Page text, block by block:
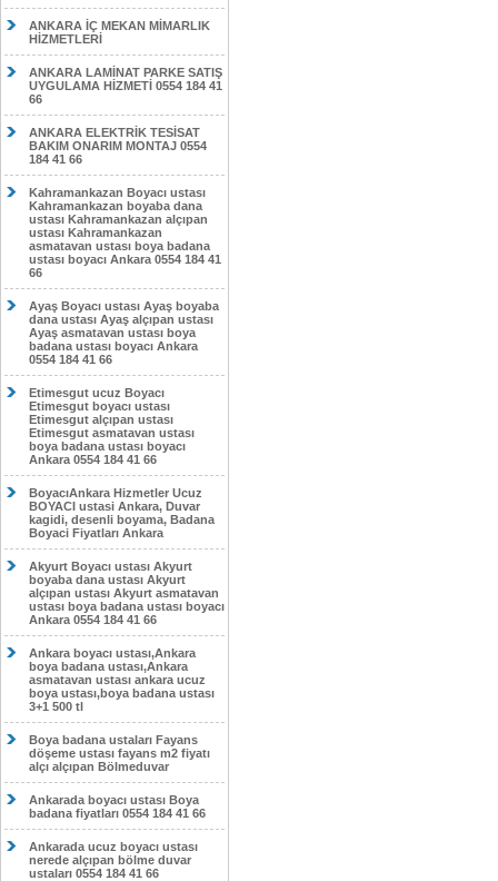
ANKARA İÇ MEKAN MİMARLIK
HİZMETLERİ
ANKARA LAMİNAT PARKE SATIŞ
UYGULAMA HİZMETİ 0554 184 41
66
ANKARA ELEKTRİK TESİSAT
BAKIM ONARIM MONTAJ 0554
184 41 66
Kahramankazan Boyacı ustası
Kahramankazan boyaba dana
ustası Kahramankazan alçıpan
ustası Kahramankazan
asmatavan ustası boya badana
ustası boyacı Ankara 0554 184 41
66
Ayaş Boyacı ustası Ayaş boyaba
dana ustası Ayaş alçıpan ustası
Ayaş asmatavan ustası boya
badana ustası boyacı Ankara
0554 184 41 66
Etimesgut ucuz Boyacı
Etimesgut boyacı ustası
Etimesgut alçıpan ustası
Etimesgut asmatavan ustası
boya badana ustası boyacı
Ankara 0554 184 41 66
BoyacıAnkara Hizmetler Ucuz
BOYACI ustasi Ankara, Duvar
kagidi, desenli boyama, Badana
Boyaci Fiyatları Ankara
Akyurt Boyacı ustası Akyurt
boyaba dana ustası Akyurt
alçıpan ustası Akyurt asmatavan
ustası boya badana ustası boyacı
Ankara 0554 184 41 66
Ankara boyacı ustası,Ankara
boya badana ustası,Ankara
asmatavan ustası ankara ucuz
boya ustası,boya badana ustası
3+1 500 tl
Boya badana ustaları Fayans
döşeme ustası fayans m2 fiyatı
alçı alçıpan Bölmeduvar
Ankarada boyacı ustası Boya
badana fiyatları 0554 184 41 66
Ankarada ucuz boyacı ustası
nerede alçıpan bölme duvar
ustaları 0554 184 41 66